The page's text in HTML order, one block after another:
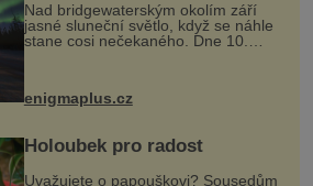
Nad bridgewaterským okolím září
jasné sluneční světlo, když se náhle
stane cosi nečekaného. Dne 10.
května roku 1760 v deset hodin
přeletu UFO
enigmaplus.cz
Holoubek pro radost
Uvažujete o papouškovi? Sousedům